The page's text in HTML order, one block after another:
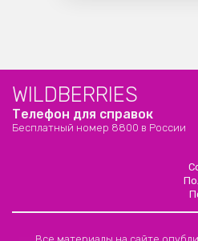
WILDBERRIES
Телефон для справок
Бесплатный номер 8800 в России